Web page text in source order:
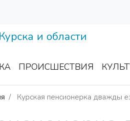
ПРОИСШЕСТВИЯ
Курская пенсионерка дважды